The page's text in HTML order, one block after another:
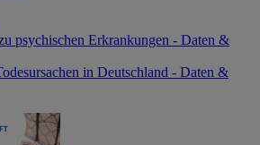
psychischen Erkrankungen - Daten &
in Deutschland - Daten &